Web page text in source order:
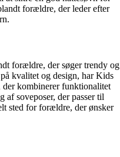
forældre, der leder efter
forældre, der søger trendy og
kvalitet og design, har Kids
der kombinerer funktionalitet
soveposer, der passer til
sted for forældre, der ønsker